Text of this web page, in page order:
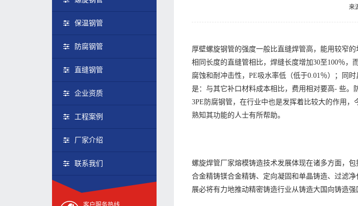
保温钢管
防腐钢管
直缝钢管
企业资质
工程案例
厂家介绍
联系我们
来
厚壁螺旋钢管的强度一般比直缝焊管高，能用较窄
相同长度的直缝管相比，焊缝长度增加30至100％
腐蚀和耐冲击性，PE吸水率低（低于0.01％）；同
是：与其它补口材料成本相比，费用相对要高- 些
3PE防腐钢管，在行业中也是发挥着比较大的作用
熟知其功能的人士有所帮助。
螺旋焊管厂家熔模铸造技术发展体现在诸多方面，
合金精铸镁合金精铸、定向凝固和单晶铸造、过滤
展必将有力地推动精密铸造行业从铸造大国向铸造强